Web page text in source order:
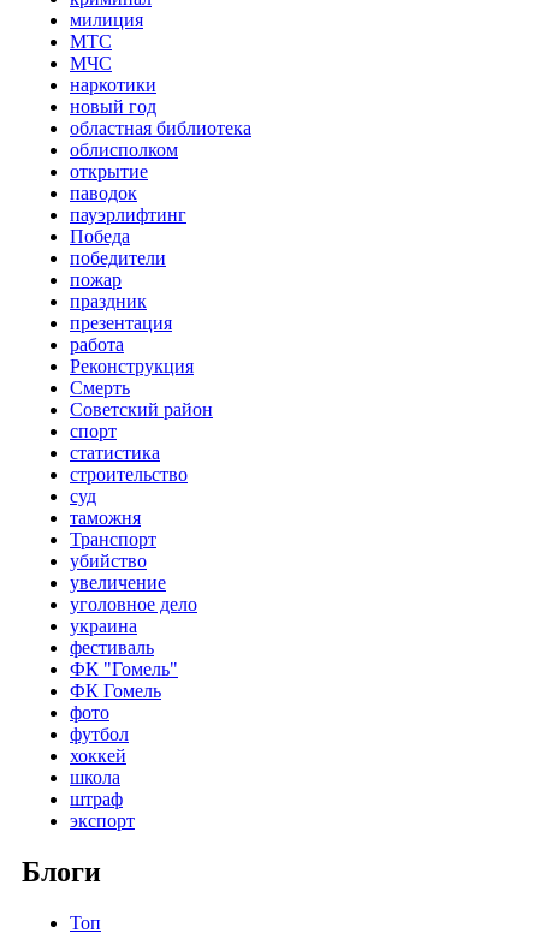
милиция
МТС
МЧС
наркотики
новый год
областная библиотека
облисполком
открытие
паводок
пауэрлифтинг
Победа
победители
пожар
праздник
презентация
работа
Реконструкция
Смерть
Советский район
спорт
статистика
строительство
суд
таможня
Транспорт
убийство
увеличение
уголовное дело
украина
фестиваль
ФК "Гомель"
ФК Гомель
фото
футбол
хоккей
школа
штраф
экспорт
Блоги
Топ